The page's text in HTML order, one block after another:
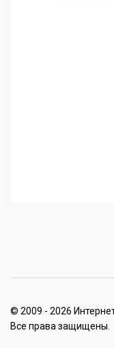
© 2009 - 2026
Все права защищены.